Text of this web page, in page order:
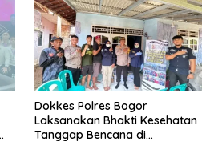
Dokkes Polres Bogor
Laksanakan Bhakti Kesehatan
Tanggap Bencana di